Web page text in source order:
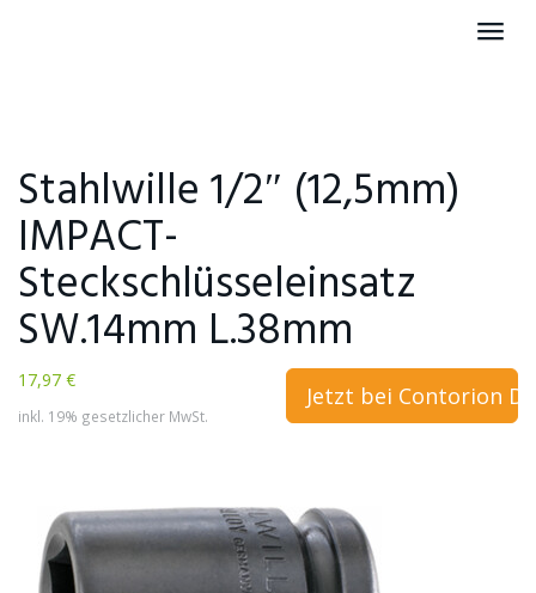
Stahlwille 1/2″ (12,5mm)
IMPACT-
Steckschlüsseleinsatz
SW.14mm L.38mm
17,97 €
inkl. 19% gesetzlicher MwSt.
Jetzt bei Contorion